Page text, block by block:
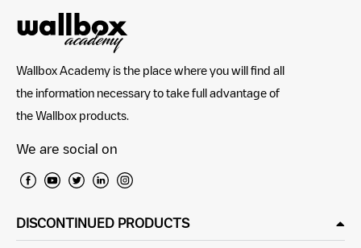
Wallbox Academy is the place where you will find all
the information necessary to take full advantage of
the Wallbox products.
We are social on
DISCONTINUED PRODUCTS